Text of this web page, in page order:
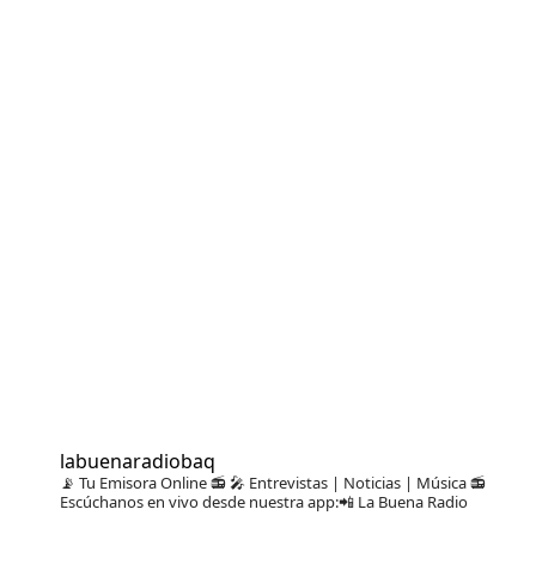
labuenaradiobaq
📡 Tu Emisora Online 📻🎤 Entrevistas | Noticias | Música📻
Escúchanos en vivo desde nuestra app:📲 La Buena Radio